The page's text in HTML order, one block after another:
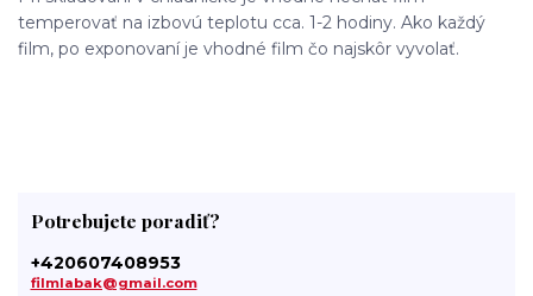
temperovať na izbovú teplotu cca. 1-2 hodiny. Ako každý
film, po exponovaní je vhodné film čo najskôr vyvolať.
Potrebujete poradiť?
+420607408953
filmlabak@gmail.com